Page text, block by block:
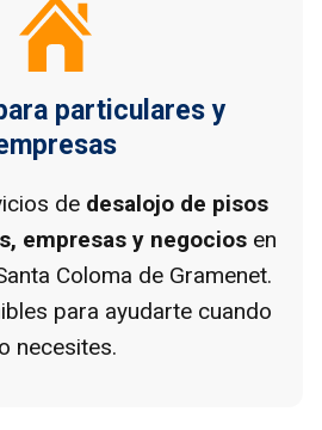
particulares y
de desalojo de pisos
empresas y negociosen
Coloma de Gramenet.
para ayudarte cuando
necesites.